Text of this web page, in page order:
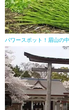
パワースポット！眉山の